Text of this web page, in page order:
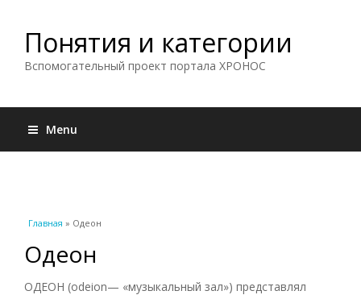
Понятия и категории
Вспомогательный проект портала ХРОНОС
Menu
Вы здесь
Главная » Одеон
Одеон
ОДЕОН (odeion— «музыкальный зал») представлял